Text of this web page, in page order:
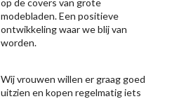
op de covers van grote
modebladen. Een positieve
ontwikkeling waar we blij van
worden.
Wij vrouwen willen er graag goed
uitzien en kopen regelmatig iets